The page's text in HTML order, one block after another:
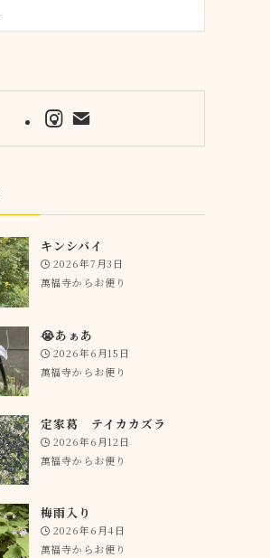
キンシバイ
2026年7月3日
萬福寺からお便り
😭あぁあ
2026年6月15日
萬福寺からお便り
定家葛 テイカカズラ
2026年6月12日
萬福寺からお便り
梅雨入り
2026年6月4日
萬福寺からお便り